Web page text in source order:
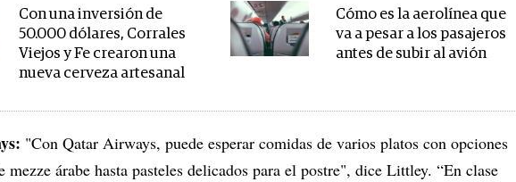
Con una inversión de
50.000 dólares, Corrales
Viejos y Fe crearon una
nueva cerveza artesanal
Cómo es la aerolínea que
va a pesar a los pasajeros
antes de subir al avión
"Con Qatar Airways, puede esperar comidas de varios platos con opciones
mezze árabe hasta pasteles delicados para el postre", dice Littley. “En clase